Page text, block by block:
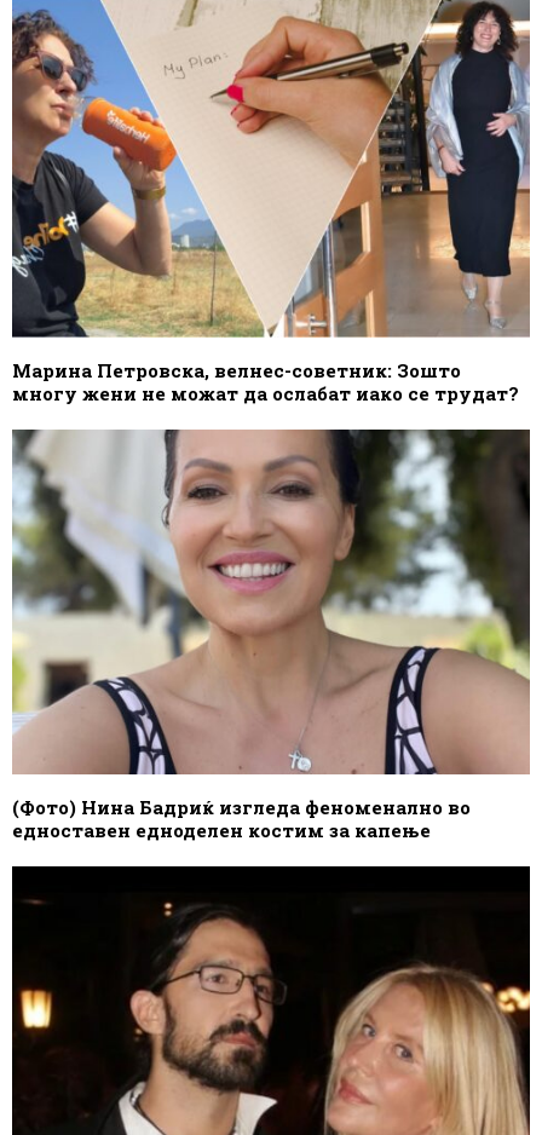
Марина Петровска, велнес-советник: Зошто
многу жени не можат да ослабат иако се трудат?
(Фото) Нина Бадриќ изгледа феноменално во
едноставен едноделен костим за капење